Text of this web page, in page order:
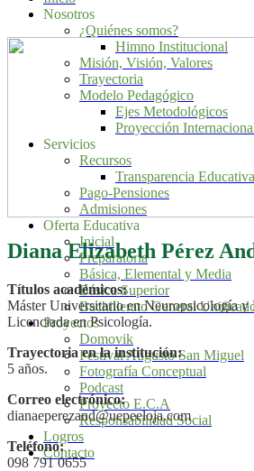
Nosotros
¿Quiénes somos?
Himno Institucional
Misión, Visión, Valores
Trayectoria
Modelo Pedagógico
Ejes Metodológicos
Proyección
Servicios
Recursos
Transparencia Educativa
Pago-Pensiones
Admisiones
Oferta Educativa
Inicial
Preparatoria
Básica, Elemental y Media
Básica Superior
Bachillerato General
Proyectos
Domovik
Festival Augusto San Miguel
Fotografía Conceptual
Podcast
Proyecto E.C.A
Responsabilidad Social
Logros
Contacto
Diana Elizabeth Pérez
Títulos académicos:
Máster Universitario en Neuropsicología y
Licenciada en Psicología.
Trayectoria en la institución:
5 años.
Correo electrónico:
dianaeperezand@uepeeloja.com
Teléfono:
098 791 0655